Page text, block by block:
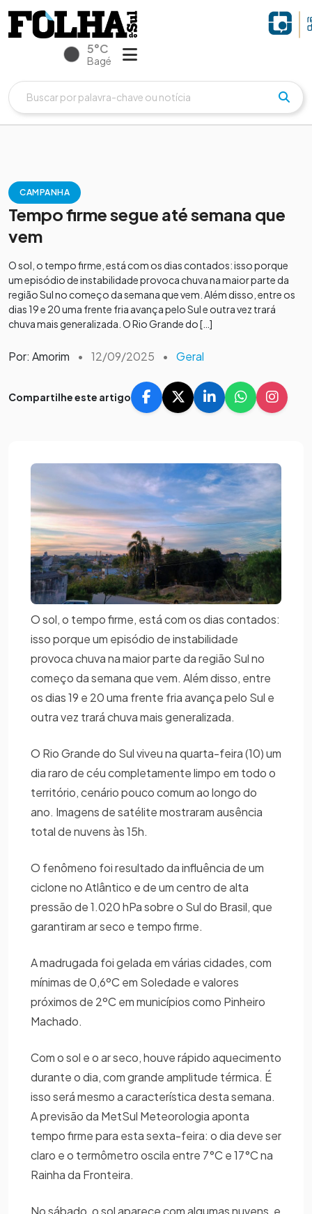
5°C
Bagé
CAMPANHA
Tempo firme segue até semana que
vem
O sol, o tempo firme, está com os dias contados: isso porque
um episódio de instabilidade provoca chuva na maior parte da
região Sul no começo da semana que vem. Além disso, entre os
dias 19 e 20 uma frente fria avança pelo Sul e outra vez trará
chuva mais generalizada. O Rio Grande do […]
Por: Amorim • 12/09/2025 • Geral
Compartilhe este artigo
O sol, o tempo firme, está com os dias contados:
isso porque um episódio de instabilidade
provoca chuva na maior parte da região Sul no
começo da semana que vem. Além disso, entre
os dias 19 e 20 uma frente fria avança pelo Sul e
outra vez trará chuva mais generalizada.
O Rio Grande do Sul viveu na quarta-feira (10) um
dia raro de céu completamente limpo em todo o
território, cenário pouco comum ao longo do
ano. Imagens de satélite mostraram ausência
total de nuvens às 15h.
O fenômeno foi resultado da influência de um
ciclone no Atlântico e de um centro de alta
pressão de 1.020 hPa sobre o Sul do Brasil, que
garantiram ar seco e tempo firme.
A madrugada foi gelada em várias cidades, com
mínimas de 0,6ºC em Soledade e valores
próximos de 2ºC em municípios como Pinheiro
Machado.
Com o sol e o ar seco, houve rápido aquecimento
durante o dia, com grande amplitude térmica. É
isso será mesmo a característica desta semana.
A previsão da MetSul Meteorologia aponta
tempo firme para esta sexta-feira: o dia deve ser
claro e o termômetro oscila entre 7°C e 17°C na
Rainha da Fronteira.